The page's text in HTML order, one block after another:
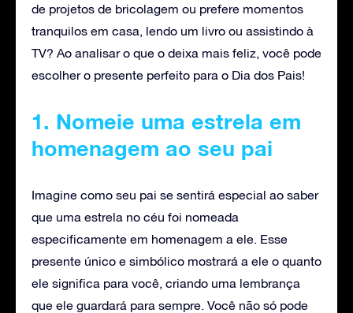
de projetos de bricolagem ou prefere momentos
tranquilos em casa, lendo um livro ou assistindo à
TV? Ao analisar o que o deixa mais feliz, você pode
escolher o presente perfeito para o Dia dos Pais!
1. Nomeie uma estrela em
homenagem ao seu pai
Imagine como seu pai se sentirá especial ao saber
que uma estrela no céu foi nomeada
especificamente em homenagem a ele. Esse
presente único e simbólico mostrará a ele o quanto
ele significa para você, criando uma lembrança
que ele guardará para sempre. Você não só pode